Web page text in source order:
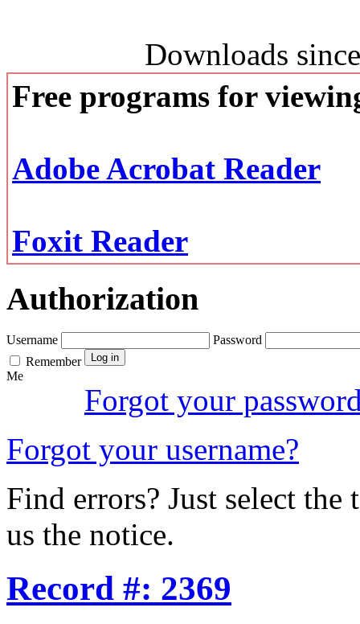
Downloads
Free programs for
Adobe Acrobat Reader
Foxit Reader
Authorization
Username
Password
Remember
Me
Forgot your
Forgot your username?
Find errors? Just select
us the notice.
Record #: 2369